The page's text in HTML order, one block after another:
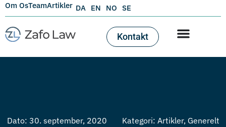
Om OsTeamArtikler DA EN NO SE
Kontakt
Dato: 30. september, 2020 Kategori: Artikler, Generelt